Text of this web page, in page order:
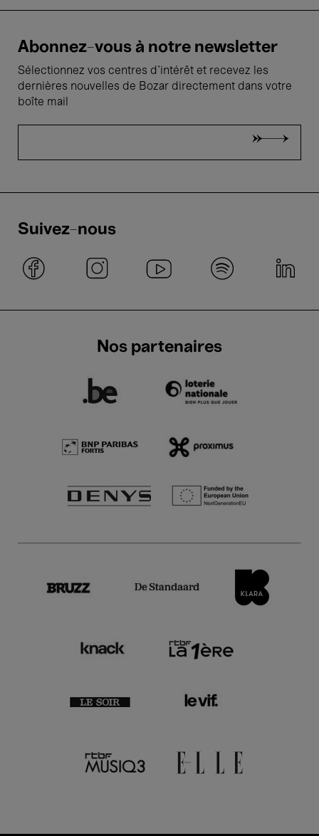
Abonnez-vous à notre newsletter
Sélectionnez vos centres d'intérêt et recevez les
dernières nouvelles de Bozar directement dans votre
boîte mail
Suivez-nous
Nos partenaires